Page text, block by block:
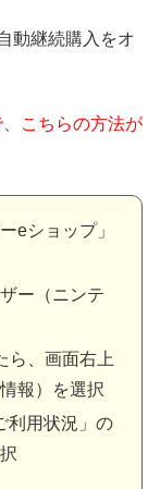
動継続購入をオ
こちらの方法が
eショップ」
ー（ニンテ
ら、画面右上
報）を選択
利用状況」の